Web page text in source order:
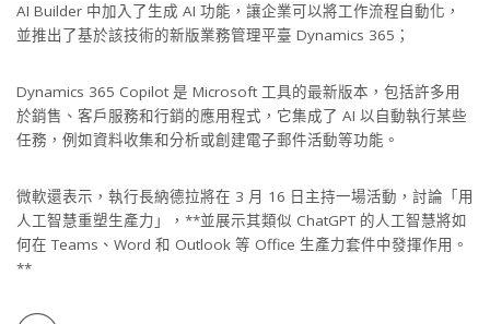
AI Builder 中加入了生成 AI 功能，讓企業可以將工作流程自動化，
並推出了基於該技術的新版業務管理平臺 Dynamics 365；
Dynamics 365 Copilot 是 Microsoft 工具的最新版本，包括許多用
於銷售、客戶服務和行銷的應用程式，它集成了 AI 以自動執行某些
任務，例如資料收集和分析或創建電子郵件活動等功能。
微軟還表示，執行長納德拉將在 3 月 16 日主持一場活動，討論「用
人工智慧重塑生產力」，**並展示其類似 ChatGPT 的人工智慧將如
何在 Teams、Word 和 Outlook 等 Office 生產力套件中發揮作用。
**